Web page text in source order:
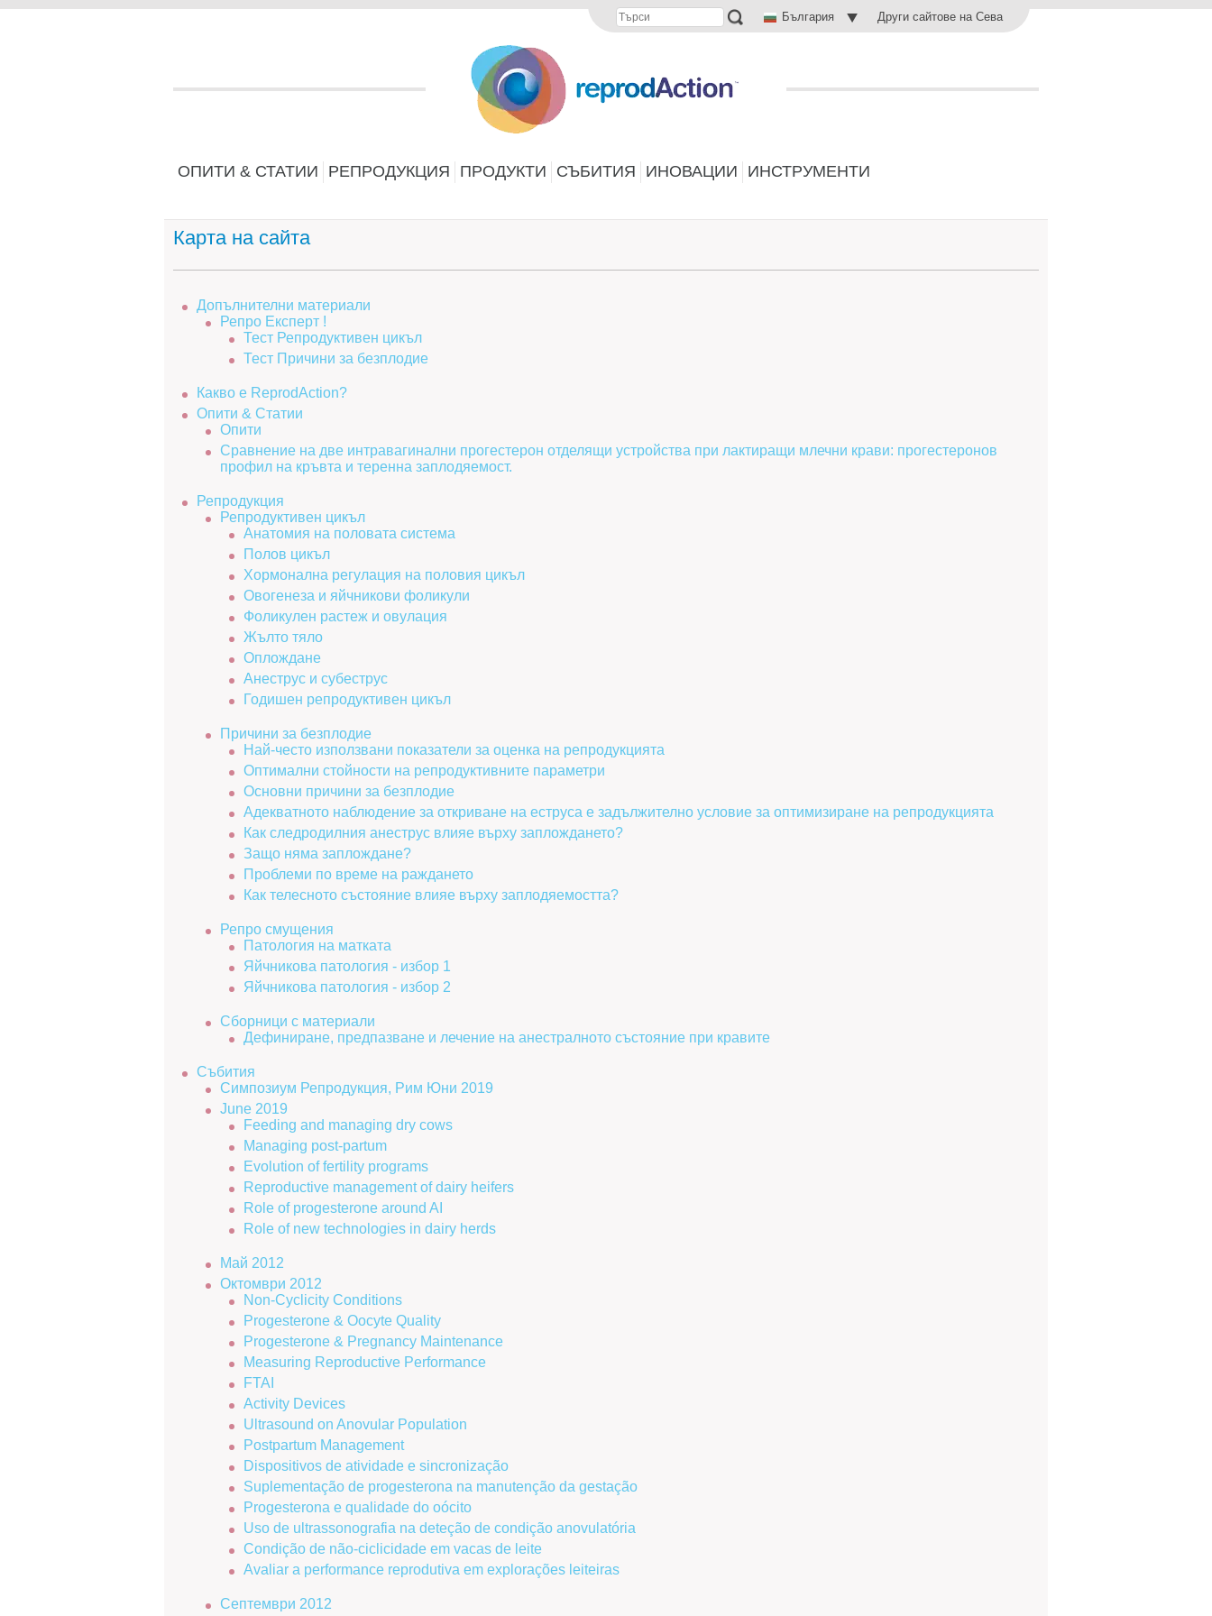
България Други сайтове на Сева
ОПИТИ & СТАТИИ РЕПРОДУКЦИЯ ПРОДУКТИ СЪБИТИЯ ИНОВАЦИИ ИНСТРУМЕНТИ
Карта на сайта
Допълнителни материали
Репро Експерт !
Тест Репродуктивен цикъл
Тест Причини за безплодие
Какво е ReprodAction?
Опити & Статии
Опити
Сравнение на две интравагинални прогестерон отделящи устройства при лактиращи млечни крави: прогестеронов
профил на кръвта и теренна заплодяемост.
Репродукция
Репродуктивен цикъл
Анатомия на половата система
Полов цикъл
Хормонална регулация на половия цикъл
Овогенеза и яйчникови фоликули
Фоликулен растеж и овулация
Жълто тяло
Оплождане
Анеструс и субеструс
Годишен репродуктивен цикъл
Причини за безплодие
Най-често използвани показатели за оценка на репродукцията
Оптимални стойности на репродуктивните параметри
Основни причини за безплодие
Адекватното наблюдение за откриване на еструса е задължително условие за оптимизиране на репродукцията
Как следродилния анеструс влияе върху заплождането?
Защо няма заплождане?
Проблеми по време на раждането
Как телесното състояние влияе върху заплодяемостта?
Репро смущения
Патология на матката
Яйчникова патология - избор 1
Яйчникова патология - избор 2
Сборници с материали
Дефиниране, предпазване и лечение на анестралното състояние при кравите
Събития
Симпозиум Репродукция, Рим Юни 2019
June 2019
Feeding and managing dry cows
Managing post-partum
Evolution of fertility programs
Reproductive management of dairy heifers
Role of progesterone around AI
Role of new technologies in dairy herds
Май 2012
Октомври 2012
Non-Cyclicity Conditions
Progesterone & Oocyte Quality
Progesterone & Pregnancy Maintenance
Measuring Reproductive Performance
FTAI
Activity Devices
Ultrasound on Anovular Population
Postpartum Management
Dispositivos de atividade e sincronização
Suplementação de progesterona na manutenção da gestação
Progesterona e qualidade do oócito
Uso de ultrassonografia na deteção de condição anovulatória
Condição de não-ciclicidade em vacas de leite
Avaliar a performance reprodutiva em explorações leiteiras
Септември 2012